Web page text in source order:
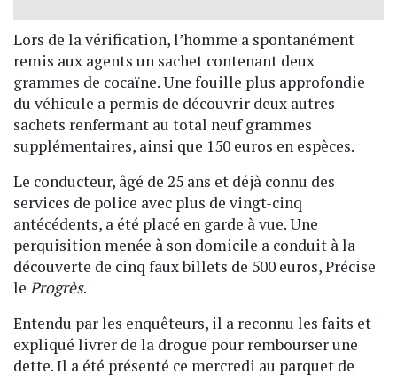
Lors de la vérification, l’homme a spontanément
remis aux agents un sachet contenant deux
grammes de cocaïne. Une fouille plus approfondie
du véhicule a permis de découvrir deux autres
sachets renfermant au total neuf grammes
supplémentaires, ainsi que 150 euros en espèces.
Le conducteur, âgé de 25 ans et déjà connu des
services de police avec plus de vingt-cinq
antécédents, a été placé en garde à vue. Une
perquisition menée à son domicile a conduit à la
découverte de cinq faux billets de 500 euros, Précise
le Progrès.
Entendu par les enquêteurs, il a reconnu les faits et
expliqué livrer de la drogue pour rembourser une
dette. Il a été présenté ce mercredi au parquet de